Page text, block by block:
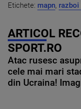
Etichete: mapn, razboi
ARTICOL
SPORT.RO
Atac rusesc
cele mai mari
din Ucraina!